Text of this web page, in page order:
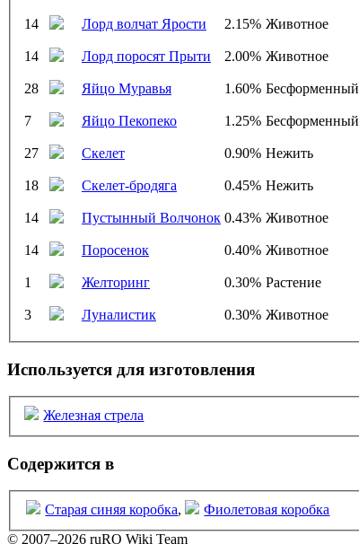
14 Лорд волчат Ярости 2.15% Животное
14 Лорд поросят Прыти 2.00% Животное
28 Яйцо Муравья 1.60% Бесформенный
7 Яйцо Пекопеко 1.25% Бесформенный
27 Скелет 0.90% Нежить
18 Скелет-бродяга 0.45% Нежить
14 Пустынный Волчонок 0.43% Животное
14 Поросенок 0.40% Животное
1 Желторинг 0.30% Растение
3 Луналистик 0.30% Животное
Используется для изготовления
Железная стрела
Содержится в
Старая синяя коробка,
Фиолетовая коробка
© 2007–2026 ruRO Wiki Team